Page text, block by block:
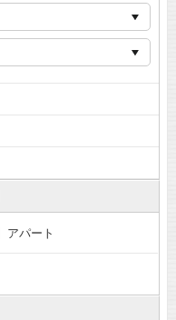
アパート